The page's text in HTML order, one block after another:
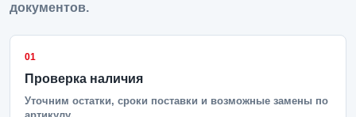
документов.
01
Проверка наличия
Уточним остатки, сроки поставки и возможные замены по